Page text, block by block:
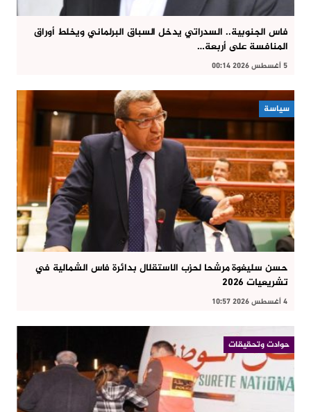
فاس الجنوبية.. السدراتي يدخل السباق البرلماني ويخلط أوراق
المنافسة على أربعة…
5 أغسطس 2026 00:14
سياسة
حسن سليغوة مرشحا لحزب الاستقلال بدائرة فاس الشمالية في
تشريعيات 2026
4 أغسطس 2026 10:57
حوادت وتحقيقات